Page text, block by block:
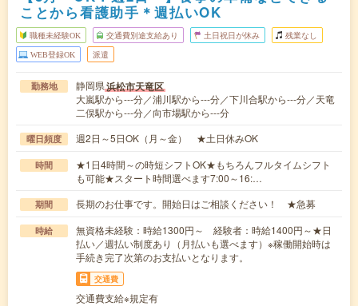
ことから看護助手＊週払いOK
職種未経験OK 交通費別途支給あり 土日祝日が休み 残業なし
WEB登録OK 派遣
勤務地 静岡県浜松市天竜区
大嵐駅から---分／浦川駅から---分／下川合駅から---分／天竜
二俣駅から---分／向市場駅から---分
曜日頻度 週2日～5日OK（月～金） ★土日休みOK
時間
★1日4時間～の時短シフトOK★もちろんフルタイムシフト
も可能★スタート時間選べます7:00～16:…
期間 長期のお仕事です。開始日はご相談ください！ ★急募
時給
無資格未経験：時給1300円～ 経験者：時給1400円～★日
払い／週払い制度あり（月払いも選べます）※稼働開始時は
手続き完了次第のお支払いとなります。
交通費
交通費支給※規定有